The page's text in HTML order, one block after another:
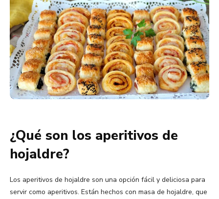
¿Qué son los aperitivos de
hojaldre?
Los aperitivos de hojaldre son una opción fácil y deliciosa para
servir como aperitivos. Están hechos con masa de hojaldre, que